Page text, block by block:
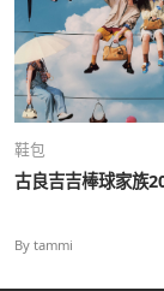
鞋包
古良吉吉棒球家族
By tammi